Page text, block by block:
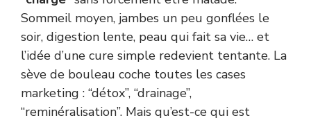
Sommeil moyen, jambes un peu gonflées le
soir, digestion lente, peau qui fait sa vie… et
l’idée d’une cure simple redevient tentante. La
sève de bouleau coche toutes les cases
marketing : “détox”, “drainage”,
“reminéralisation”. Mais qu’est-ce qui est